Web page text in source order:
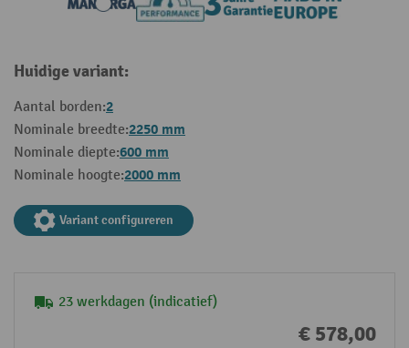
Huidige variant:
Aantal borden:2
Nominale breedte:2250 mm
Nominale diepte:600 mm
Nominale hoogte:2000 mm
Variant configureren
23 werkdagen (indicatief)
€ 578,00